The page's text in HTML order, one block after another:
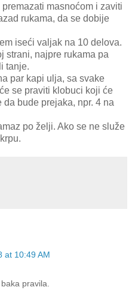
masnoćom i zaviti
rukama, da se dobije
iseći valjak na 10 delova.
strani, najpre rukama pa
tanje.
par kapi ulja, sa svake
se praviti klobuci koji će
bude prejaka, npr. 4 na
po želji. Ako se ne služe
at 10:49 AM
pravila.